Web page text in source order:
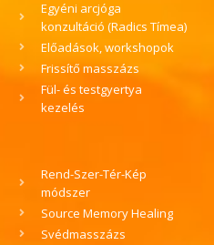
Egyéni arcjóga
konzultáció (Radics Tímea)
Előadások, workshopok
Frissítő masszázs
Fül- és testgyertya
kezelés
Rend-Szer-Tér-Kép
módszer
Source Memory Healing
Svédmasszázs